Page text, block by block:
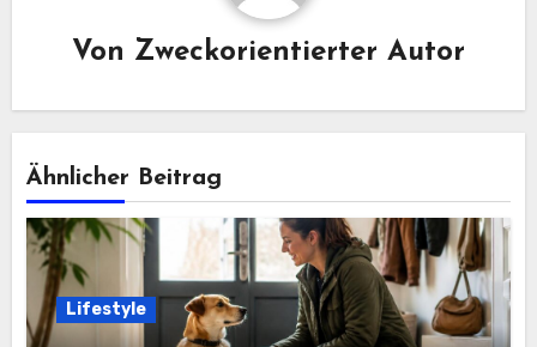
Von Zweckorientierter Autor
Ähnlicher Beitrag
Lifestyle